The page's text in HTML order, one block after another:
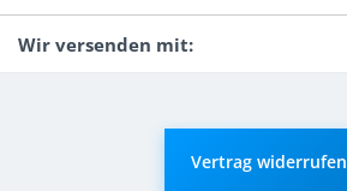
Wir versenden mit:
Vertrag widerrufen